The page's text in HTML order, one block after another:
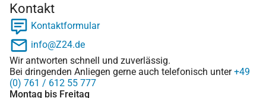
Kontakt
Kontaktformular
info@Z24.de
Wir antworten schnell und zuverlässig.
Bei dringenden Anliegen gerne auch telefonisch unter+49
(0) 761 / 612 55 777
Montag bis Freitag